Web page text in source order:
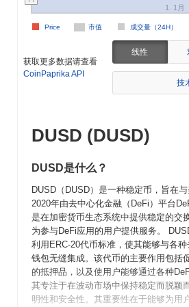
市值 成交量（24H）
Price
1. 1月
获取更多数据请查看
CoinPaprika API
线性
技
DUSD (DUSD)
DUSD是什么？
DUSD（DUSD）是一种稳定币，旨在
2020年由去中心化金融（DeFi）平台
是在加密货币生态系统中提供稳定的交
为参与DeFi应用的用户提供服务。
利用ERC-20代币标准，使其能够与各
钱包无缝集成。该代币的主要作用包括
的抵押品，以及使用户能够通过各种
其专注于在波动市场中保持稳定而脱颖
明性和安全性。其重要性在于能够为用